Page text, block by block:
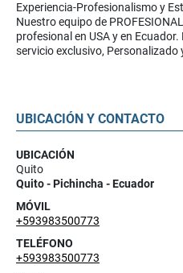
Experiencia-Profesionalismo y
Nuestro equipo de
profesional en USA y en
servicio exclusivo,
UBICACIÓN Y CONTACTO
UBICACIÓN
Quito
Quito - Pichincha - Ecuador
MÓVIL
+593983500773
TELÉFONO
+593983500773